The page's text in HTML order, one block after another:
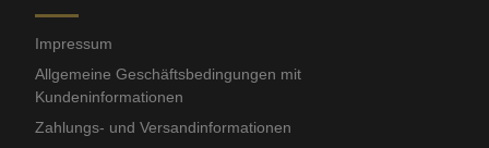
Impressum
Allgemeine Geschäftsbedingungen mit
Kundeninformationen
Zahlungs- und Versandinformationen